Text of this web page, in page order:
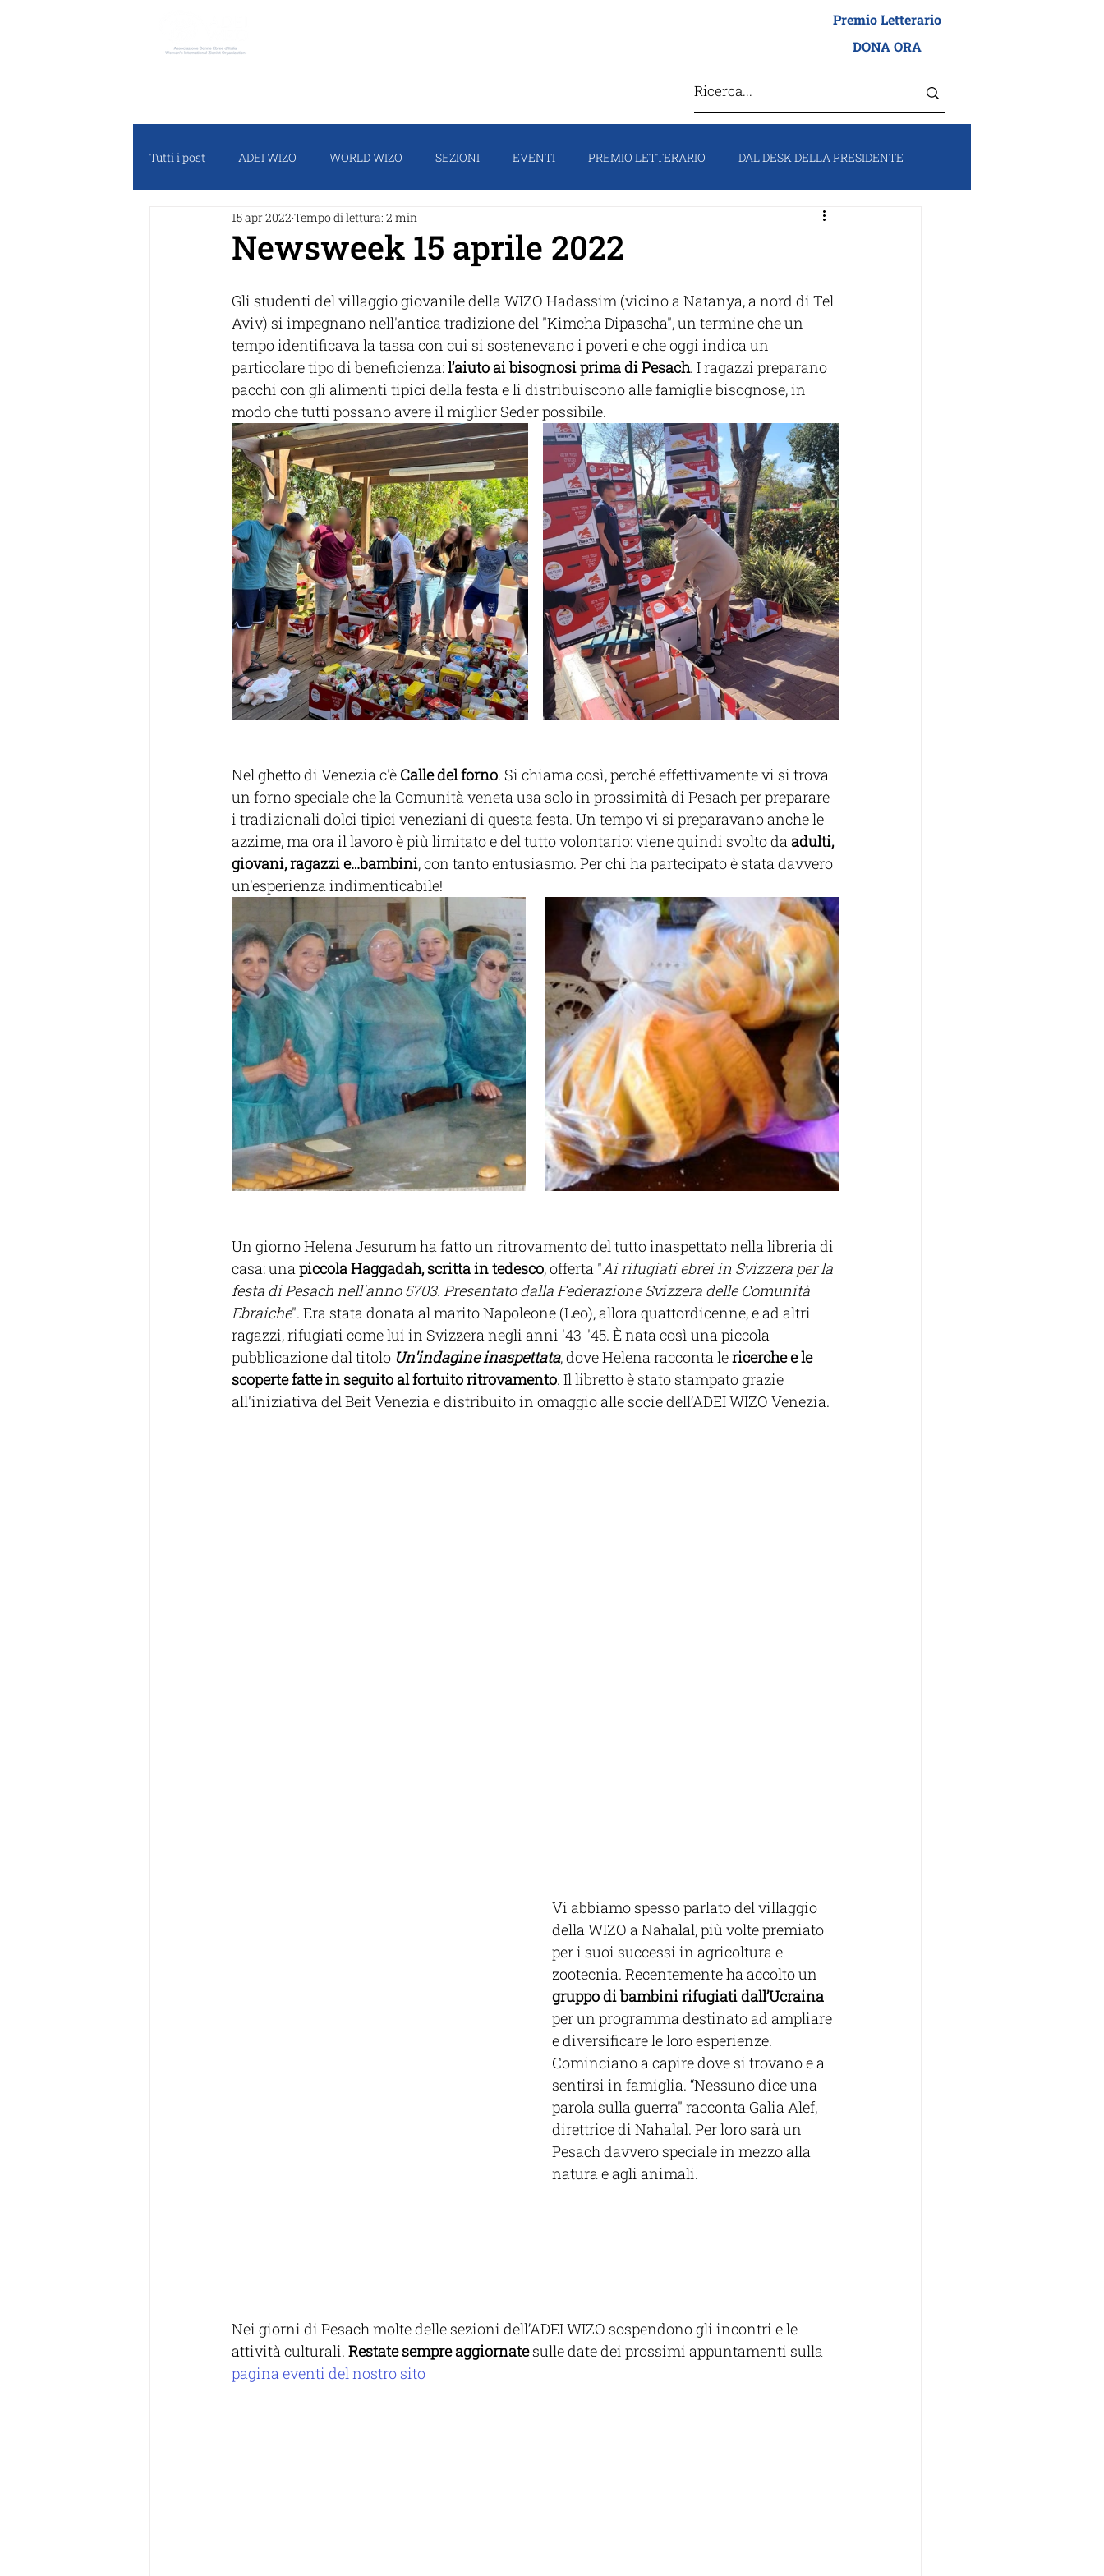
Premio Letterario
DONA ORA
Tutti i post ADEI WIZO WORLD WIZO SEZIONI EVENTI PREMIO LETTERARIO DAL DESK DELLA PRESIDENTE
RASSEGNA STAMPA PROGETTI CAMPAGNA VOCI DA ISRAELE
Newsweek 15 aprile 2022
15 apr 2022 Tempo di lettura: 2 min
Gli studenti del villaggio giovanile della WIZO Hadassim (vicino a Natanya, a nord di Tel
Aviv) si impegnano nell'antica tradizione del "Kimcha Dipascha", un termine che un
tempo identificava la tassa con cui si sostenevano i poveri e che oggi indica un
particolare tipo di beneficienza: l’aiuto ai bisognosi prima di Pesach. I ragazzi preparano
pacchi con gli alimenti tipici della festa e li distribuiscono alle famiglie bisognose, in
modo che tutti possano avere il miglior Seder possibile.
Nel ghetto di Venezia c'è Calle del forno. Si chiama così, perché effettivamente vi si trova
un forno speciale che la Comunità veneta usa solo in prossimità di Pesach per preparare
i tradizionali dolci tipici veneziani di questa festa. Un tempo vi si preparavano anche le
azzime, ma ora il lavoro è più limitato e del tutto volontario: viene quindi svolto da adulti,
giovani, ragazzi e…bambini, con tanto entusiasmo. Per chi ha partecipato è stata davvero
un'esperienza indimenticabile!
Un giorno Helena Jesurum ha fatto un ritrovamento del tutto inaspettato nella libreria di
casa: una piccola Haggadah, scritta in tedesco, offerta "Ai rifugiati ebrei in Svizzera per la
festa di Pesach nell'anno 5703. Presentato dalla Federazione Svizzera delle Comunità
Ebraiche". Era stata donata al marito Napoleone (Leo), allora quattordicenne, e ad altri
ragazzi, rifugiati come lui in Svizzera negli anni '43-'45. È nata così una piccola
pubblicazione dal titolo Un'indagine inaspettata, dove Helena racconta le ricerche e le
scoperte fatte in seguito al fortuito ritrovamento. Il libretto è stato stampato grazie
all'iniziativa del Beit Venezia e distribuito in omaggio alle socie dell’ADEI WIZO Venezia.
Vi abbiamo spesso parlato del villaggio
della WIZO a Nahalal, più volte premiato
per i suoi successi in agricoltura e
zootecnia. Recentemente ha accolto un
gruppo di bambini rifugiati dall’Ucraina
per un programma destinato ad ampliare
e diversificare le loro esperienze.
Cominciano a capire dove si trovano e a
sentirsi in famiglia. “Nessuno dice una
parola sulla guerra" racconta Galia Alef,
direttrice di Nahalal. Per loro sarà un
Pesach davvero speciale in mezzo alla
natura e agli animali.
Nei giorni di Pesach molte delle sezioni dell’ADEI WIZO sospendono gli incontri e le
attività culturali. Restate sempre aggiornate sulle date dei prossimi appuntamenti sulla
pagina eventi del nostro sito